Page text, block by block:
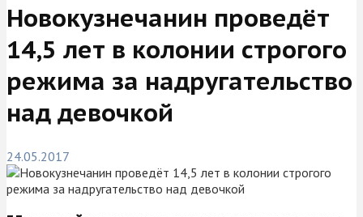
Новокузнечанин проведёт
14,5 лет в колонии строгого
режима за надругательство
над девочкой
24.05.2017